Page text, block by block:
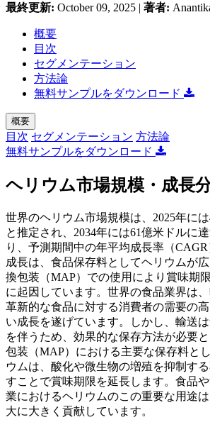
最終更新: October 09, 2025 | 著者:
概要
目次
セグメンテーション
方法論
無料サンプルをダウンロード
概要
目次 セグメンテーション 方法論
無料サンプルをダウンロード
ヘリウム市場規模・成長
世界のヘリウム市場規模は、2025年に
と推定され、2034年には61億米ドルに
り、予測期間中の年平均成長率（
成長は、食品保存料としてヘリウムが
換包装（MAP）での使用により賞味期
に起因しています。世界の食品業界は
革新的な食品に対する消費者の需要の
い成長を遂げています。しかし、輸送
を伴うため、効果的な保存方法が必要
包装（MAP）における主要な保存料と
ウムは、酸化や微生物の増殖を抑制す
すことで賞味期限を延長します。食品
業におけるヘリウムのこの重要な用途
大に大きく貢献しています。